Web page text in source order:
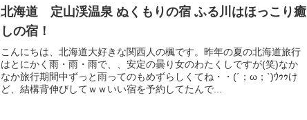
北海道 定山渓温泉 ぬくもりの宿 ふる川はほっこり癒
しの宿！
こんにちは、北海道大好きな関西人の楓です。昨年の夏の北海道旅行
はとにかく雨・雨・雨で、、安定の曇り女のわたくしですが(笑)なか
なか旅行期間中ずっと雨ってのもめずらしくてね・・(´；ω；`)ｳｩｩけ
ど、結構背伸びしてｗｗいい宿を予約してたんで...